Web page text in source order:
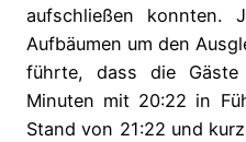
aufschließen konnten.
Aufbäumen um den
führte, dass die
Minuten mit 20:22 in
Stand von 21:22 und